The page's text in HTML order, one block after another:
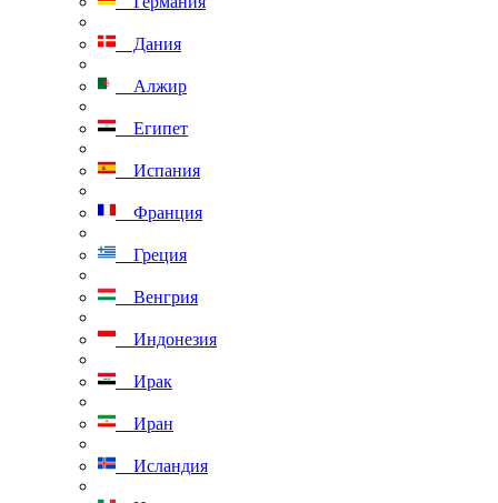
Дания
Алжир
Египет
Испания
Франция
Греция
Венгрия
Индонезия
Ирак
Иран
Исландия